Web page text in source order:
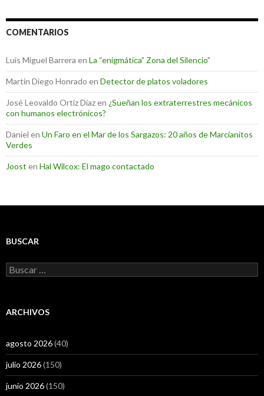
COMENTARIOS
Luis Miguel Barrera en La “enigmática” Zona del Silencio”
Martin Diego Honrado en Detector de platos voladores
José Leovaldo Ortiz Díazen ¿Sueñan los extraterrestres mecánicos
con humanos electrónicos?
Daniel en Un Faro en el Mar de los Sargazos: 20 años de Marcianitos
Verdes
Joost en Hal Wilcox: El mago contactado
BUSCAR
Buscar:
ARCHIVOS
agosto 2026(40)
julio 2026(150)
junio 2026(150)